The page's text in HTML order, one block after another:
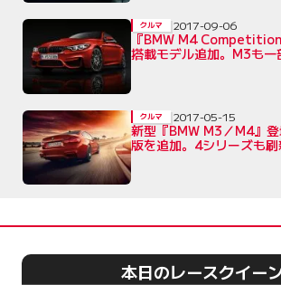
『BMW M4
搭載モデル追加。M3も一
クルマ 2017-09-06
新型『BMW M3／M4』
版を追加。4シリーズも
クルマ 2017-05-15
本日のレースクイー